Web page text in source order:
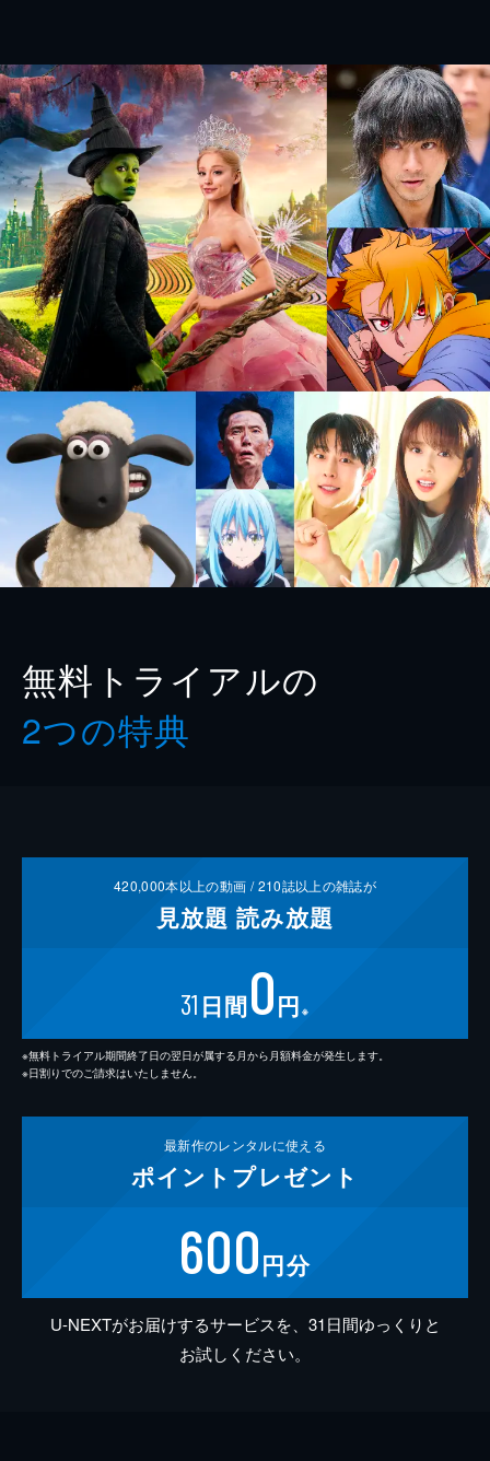
無料トライアルの
2つの特典
420,000本以上の動画 /210誌以上の雑誌が
見放題 読み放題
31 日間0円 ※
※無料トライアル期間終了日の翌日が属する月から月額料金が発生します。
※日割りでのご請求はいたしません。
最新作のレンタルに使える
ポイント プレゼント
600円分
U-NEXTがお届けするサービスを、31日間ゆっくりと
お試しください。